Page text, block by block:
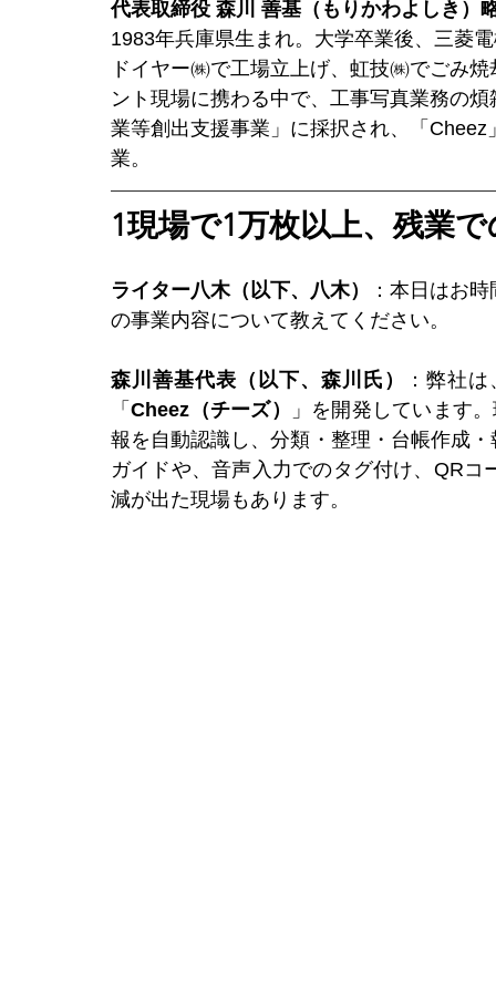
代表取締役 森川 善基（もりかわよしき）
1983年兵庫県生まれ。大学卒業後、三菱
ドイヤー㈱で工場立上げ、虹技㈱でごみ
ント現場に携わる中で、工事写真業務の
業等創出支援事業」に採択され、「
業。
1現場で1万枚以上、残業
ライター八木（以下、八木）
：本日はお
の事業内容について教えてください。
森川善基代表（以下、森川氏）
：弊社
「Cheez（チーズ）
」を開発しています
報を自動認識し、分類・整理・台帳作成
ガイドや、音声入力でのタグ付け、QR
減が出た現場もあります。